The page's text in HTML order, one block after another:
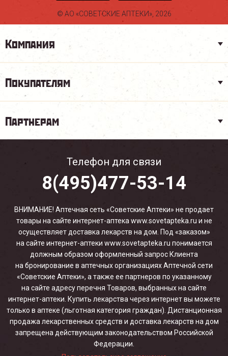
© АО «СОВЕТСКИЕ АПТЕКИ», 2026
Компания
Покупателям
Партнерам
Телефон для связи
8(495)477-53-14
ВНИМАНИЕ! Аптечная сеть «Советские Аптеки» не продает
товары на сайте интернет-аптека www.sovetapteka.ru и не
осуществляет доставка лекарств на дом. Под «заказом»
на сайте интернет-аптеки www.sovetapteka.ru понимается
должным образом оформленный запрос Клиента
на бронирование в аптечных организациях Аптечной сети
«Советские Аптеки», а также ее партнеров по указанному
на сайте адресу перечня Товаров, выбранных на сайте
интернет-аптеки. Купить лекарства через интернет вы можете
только в аптеке (льготная категория граждан). Дистанционная
продажа лекарственных средств и доставка лекарств на дом
запрещена действующим законодательством Российской
Федерации.